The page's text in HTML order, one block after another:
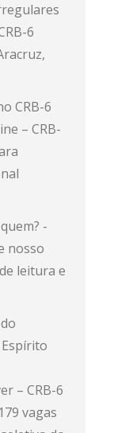
6
CRB-6
– CRB-
-
nosso
leitura e
– CRB-6
vagas